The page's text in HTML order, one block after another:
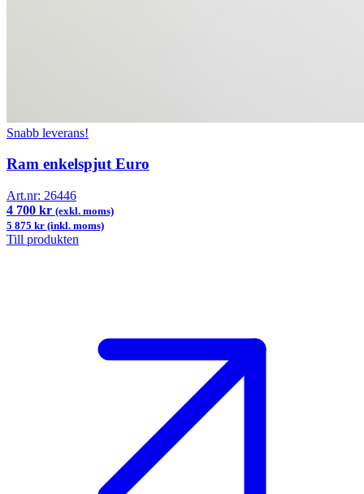
Snabb leverans!
Ram enkelspjut Euro
Art.nr: 26446
4 700 kr (exkl. moms)
5 875 kr (inkl. moms)
Till produkten